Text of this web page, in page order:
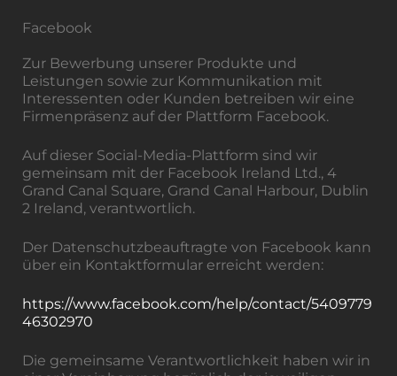
Facebook
Zur Bewerbung unserer Produkte und
Leistungen sowie zur Kommunikation mit
Interessenten oder Kunden betreiben wir eine
Firmenpräsenz auf der Plattform Facebook.
Auf dieser Social-Media-Plattform sind wir
gemeinsam mit der Facebook Ireland Ltd., 4
Grand Canal Square, Grand Canal Harbour, Dublin
2 Ireland, verantwortlich.
Der Datenschutzbeauftragte von Facebook kann
über ein Kontaktformular erreicht werden:
https://www.facebook.com/help/contact/5409779
46302970
Die gemeinsame Verantwortlichkeit haben wir in